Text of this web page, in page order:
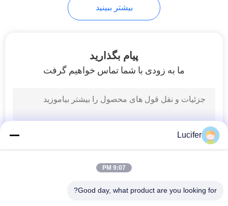
بیشتر ببینید
پیام بگذارید
ما به زودی با شما تماس خواهیم گرفت
Lucifer
9:07 PM
Good day, what product are you looking for?